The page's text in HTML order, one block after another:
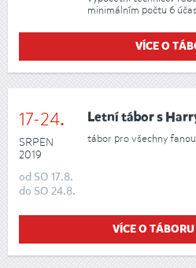
minimálním počtu 6
VÍCE O
17-24.
SRPEN
2019
od SO 17.8.
do SO 24.8.
Letní tábor s
tábor pro všechny
VÍCE O TÁBORU